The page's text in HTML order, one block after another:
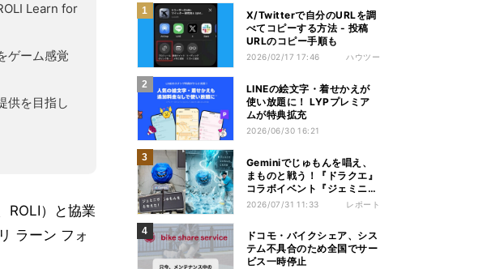
Learn for
ゲーム感覚
供を目指し
ROLI）と協業
ラーン フォ
X/Twitterで自分のURLを調
べてコピーする方法 - 投稿
URLのコピー手順も
2026/02/17 17:46 ハウツー
LINEの絵文字・着せかえが
使い放題に！ LYPプレミア
ムが特典拡充
2026/06/30 16:21
Geminiでじゅもんを唱え、
まものと戦う！『ドラクエ』
コラボイベント『ジェミニク
エスト』を体験してきた
2026/07/31 11:33 レポート
ドコモ・バイクシェア、シス
テム不具合のため全国でサー
ビス一時停止